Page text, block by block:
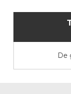
De